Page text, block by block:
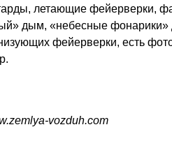
летающие фейерверки,
дым, «небесные фонарики»
фейерверки, есть
zemlya-vozduh.com